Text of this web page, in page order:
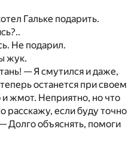
Гальке подарить.
Не подарил.
жук.
— Я смутился и даже,
останется при своем
жмот. Неприятно, но что
расскажу, если буду точно
Долго объяснять, помоги